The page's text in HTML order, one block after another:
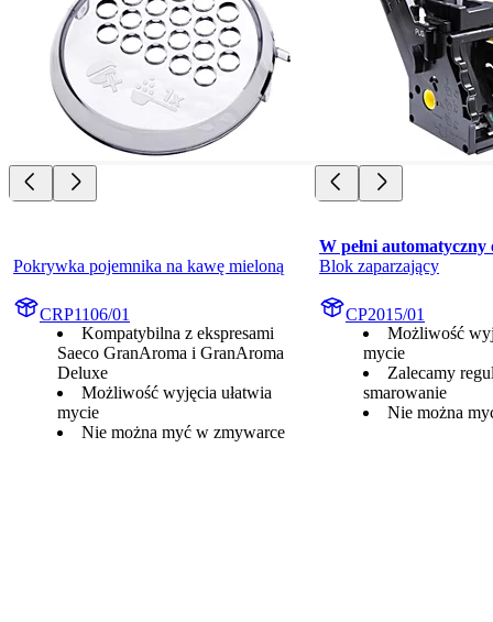
Pokrywka pojemnika na kawę mieloną
CRP1106/01
Kompatybilna z ekspresami
Saeco GranAroma i GranAroma
Deluxe
Możliwość wyjęcia ułatwia
mycie
Nie można myć w zmywarce
W pełni automatyczny
Blok zaparzający
CP2015/01
Możliwość
mycie
Zalecamy
smarowanie
Nie można